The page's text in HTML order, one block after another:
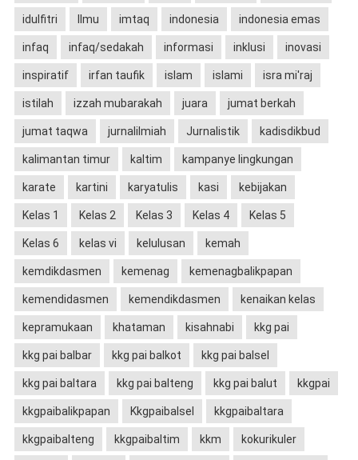
idulfitri Ilmu imtaq indonesia indonesia emas
infaq infaq/sedakah informasi inklusi inovasi
inspiratif irfan taufik islam islami isra mi'raj
istilah izzah mubarakah juara jumat berkah
jumat taqwa jurnalilmiah Jurnalistik kadisdikbud
kalimantan timur kaltim kampanye lingkungan
karate kartini karyatulis kasi kebijakan
Kelas 1 Kelas 2 Kelas 3 Kelas 4 Kelas 5
Kelas 6 kelas vi kelulusan kemah
kemdikdasmen kemenag kemenagbalikpapan
kemendidasmen kemendikdasmen kenaikan kelas
kepramukaan khataman kisahnabi kkg pai
kkg pai balbar kkg pai balkot kkg pai balsel
kkg pai baltara kkg pai balteng kkg pai balut kkgpai
kkgpaibalikpapan Kkgpaibalsel kkgpaibaltara
kkgpaibalteng kkgpaibaltim kkm kokurikuler